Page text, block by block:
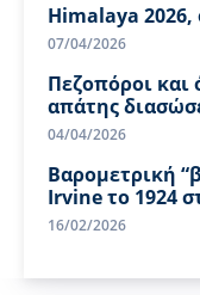
Himalaya
07/04/2026
Πεζοπόροι και
απάτης
04/04/2026
Βαρομετρική
Irvine το 1924
16/02/2026